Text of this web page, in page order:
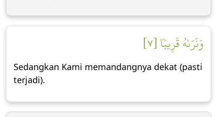
وَنَرَىٰهُ قَرِيبٗا [٧]
Sedangkan Kami memandangnya dekat (pasti
terjadi).